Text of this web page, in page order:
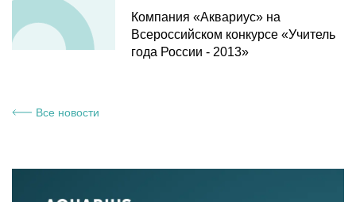
Компания «Аквариус» на
Всероссийском конкурсе «Учитель
года России - 2013»
Все новости